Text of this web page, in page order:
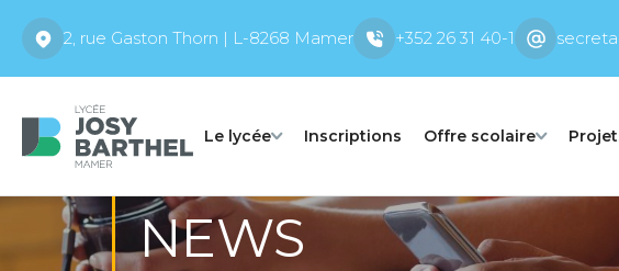
2, rue Gaston Thorn | L-8268 Mamer +352 26 31 40-1
Le lycée Inscriptions Offre scolaire
NEWS